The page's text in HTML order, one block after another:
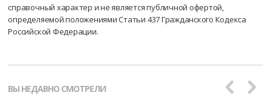
справочный характер и не является публичной офертой,
определяемой положениями Статьи 437 Гражданского Кодекса
Российской Федерации.
ВЫ НЕДАВНО СМОТРЕЛИ